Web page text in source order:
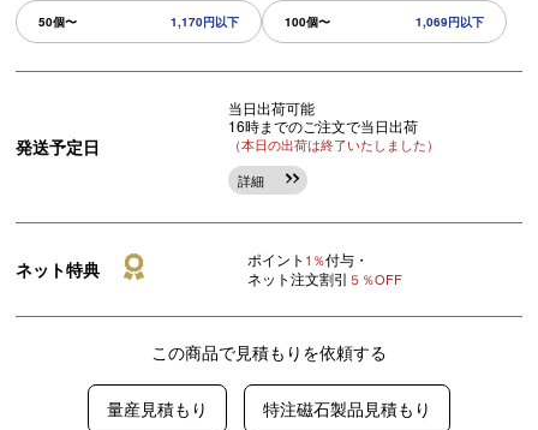
50個〜 1,170円以下 100個〜 1,069円以下
発送予定日
当日出荷可能
16時までのご注文で当日出荷
（本日の出荷は終了いたしました）
詳細
ネット特典 ポイント 1％付与・
ネット注文割引 ５％OFF
この商品で見積もりを依頼する
量産見積もり 特注磁石製品見積もり